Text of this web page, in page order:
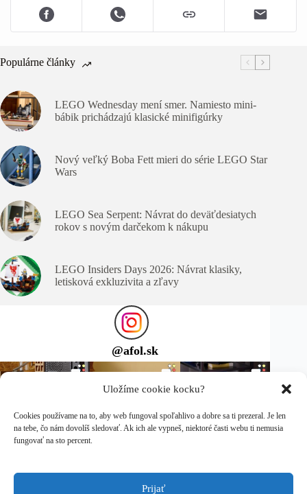
Uložíme cookie kocku?
Cookies používame na to, aby web fungoval spoľahlivo a dobre sa ti prezeral. Je len
na tebe, čo nám dovolíš sledovať. Ak ich ale vypneš, niektoré časti webu ti nemusia
fungovať na sto percent.
Prijať
Populárne články
LEGO Wednesday mení smer. Namiesto mini-
bábik prichádzajú klasické minifigúrky
Nový veľký Boba Fett mieri do série LEGO Star
Wars
LEGO Sea Serpent: Návrat do deväťdesiatych
rokov s novým darčekom k nákupu
LEGO Insiders Days 2026: Návrat klasiky,
letisková exkluzivita a zľavy
@afol.sk
Sleduj ma na Instagrame